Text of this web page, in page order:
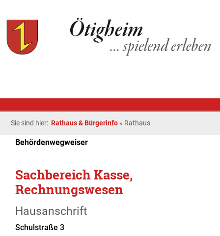
Sie sind hier: Rathaus & Bürgerinfo » Rathaus
Behördenwegweiser
Sachbereich Kasse,
Rechnungswesen
Hausanschrift
Schulstraße 3